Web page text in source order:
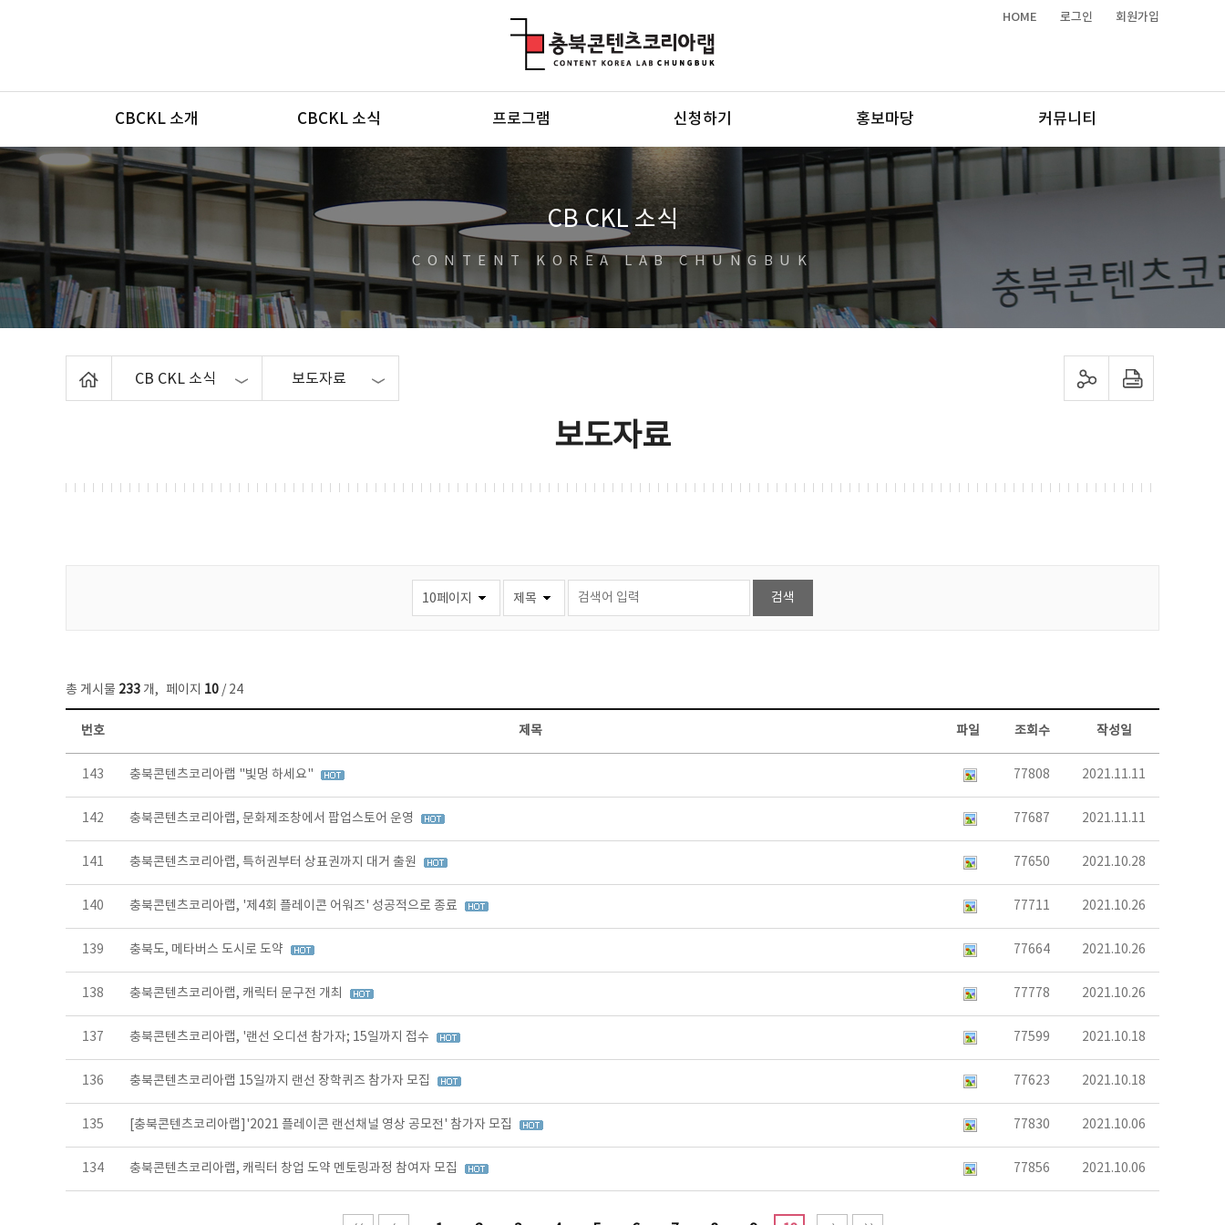
HOME 로그인 회원가입
메뉴
CBCKL 소개 CBCKL 소식 프로그램 신청하기 홍보마당 커뮤니티
CB CKL 소식
CONTENT KOREA LAB CHUNGBUK
CB CKL 소식 보도자료 sns 공유하기 프린트하기
보도자료
총 게시물 233 개, 페이지 10 / 24
보도자료 목록 - 번호, 제목, 작성자, 파일, 조회수, 작성일 정보 제공
번호 제목 파일 조회수 작성일
143 충북콘텐츠코리아랩 "빛멍 하세요" 77808 2021.11.11
142 충북콘텐츠코리아랩, 문화제조창에서 팝업스토어 운영 77687 2021.11.11
141 충북콘텐츠코리아랩, 특허권부터 상표권까지 대거 출원 77650 2021.10.28
140 충북콘텐츠코리아랩, '제4회 플레이콘 어워즈' 성공적으로 종료 77711 2021.10.26
139 충북도, 메타버스 도시로 도약 77664 2021.10.26
138 충북콘텐츠코리아랩, 캐릭터 문구전 개최 77778 2021.10.26
137 충북콘텐츠코리아랩, '랜선 오디션 참가자; 15일까지 접수 77599 2021.10.18
136 충북콘텐츠코리아랩 15일까지 랜선 장학퀴즈 참가자 모집 77623 2021.10.18
135 [충북콘텐츠코리아랩]'2021 플레이콘 랜선채널 영상 공모전' 참가자 모집 77830 2021.10.06
134 충북콘텐츠코리아랩, 캐릭터 창업 도약 멘토링과정 참여자 모집 77856 2021.10.06